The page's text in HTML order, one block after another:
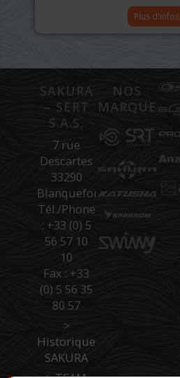
Plus d'infos
SAKURA
– SERT
S.A.S.
7 rue
Descartes
33290
Blanquefort
Tél./Phone
: +33 (0) 5
56 57 10
10
Fax : +33
(0) 5 56 35
80 57
>
Historique
SAKURA
NOS
MARQUES